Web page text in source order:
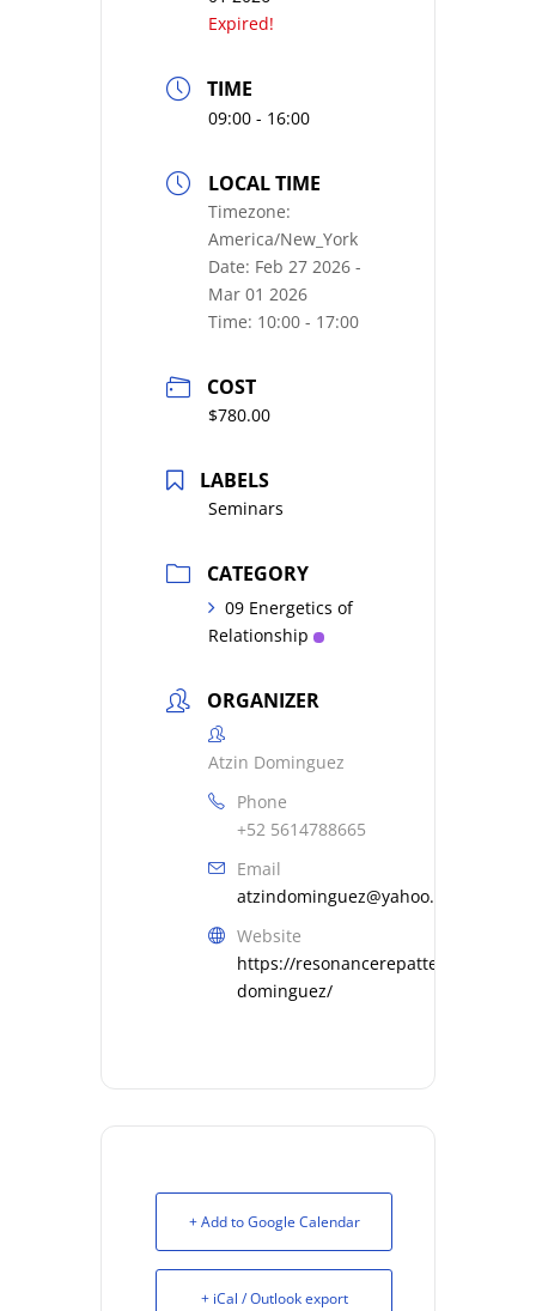
Expired!
TIME
09:00 - 16:00
LOCAL TIME
Timezone:
America/New_York
Date: Feb 27 2026 -
Mar 01 2026
Time: 10:00 - 17:00
COST
$780.00
LABELS
Seminars
CATEGORY
09 Energetics of
Relationship
ORGANIZER
Atzin Dominguez
Phone
+52 5614788665
Email
atzindominguez@yahoo.com.mx
Website
https://resonancerepatterning.com/
dominguez/
+ Add to Google Calendar
+ iCal / Outlook export